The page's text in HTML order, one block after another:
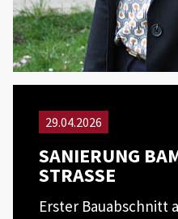
29.04.2026
SANIERUNG
STRASSE
Erster Bauabschnitt